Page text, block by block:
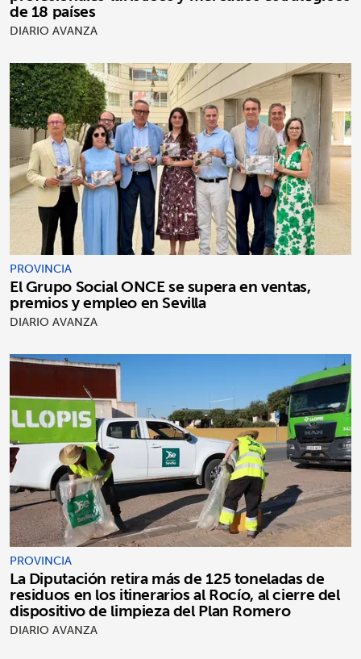
de 18 países
DIARIO AVANZA
PROVINCIA
El Grupo Social ONCE se supera en ventas,
premios y empleo en Sevilla
DIARIO AVANZA
PROVINCIA
La Diputación retira más de 125 toneladas de
residuos en los itinerarios al Rocío, al cierre del
dispositivo de limpieza del Plan Romero
DIARIO AVANZA